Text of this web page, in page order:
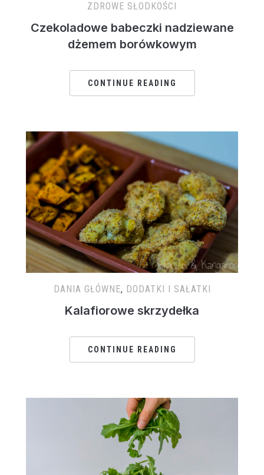
ZDROWE SŁODKOŚCI
Czekoladowe babeczki nadziewane
dżemem borówkowym
CONTINUE READING
DANIA GŁÓWNE, DODATKI I SAŁATKI
Kalafiorowe skrzydełka
CONTINUE READING